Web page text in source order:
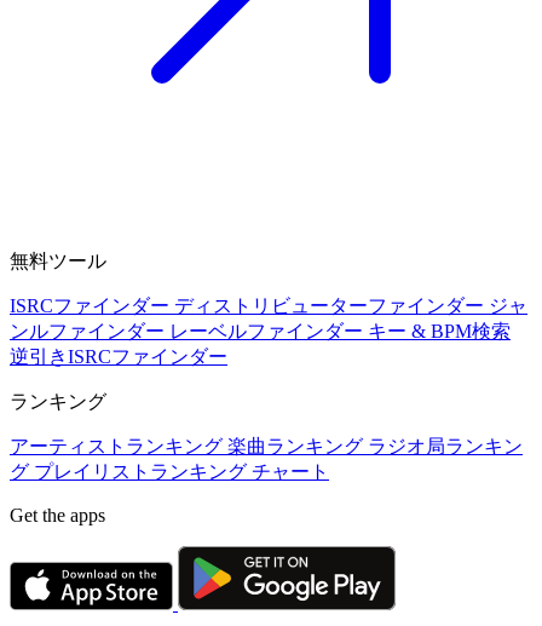
無料ツール
ISRCファインダー ディストリビューターファインダー ジャ
ンルファインダー レーベルファインダー キー & BPM検索
逆引きISRCファインダー
ランキング
アーティストランキング 楽曲ランキング ラジオ局ランキン
グ プレイリストランキング チャート
Get the apps